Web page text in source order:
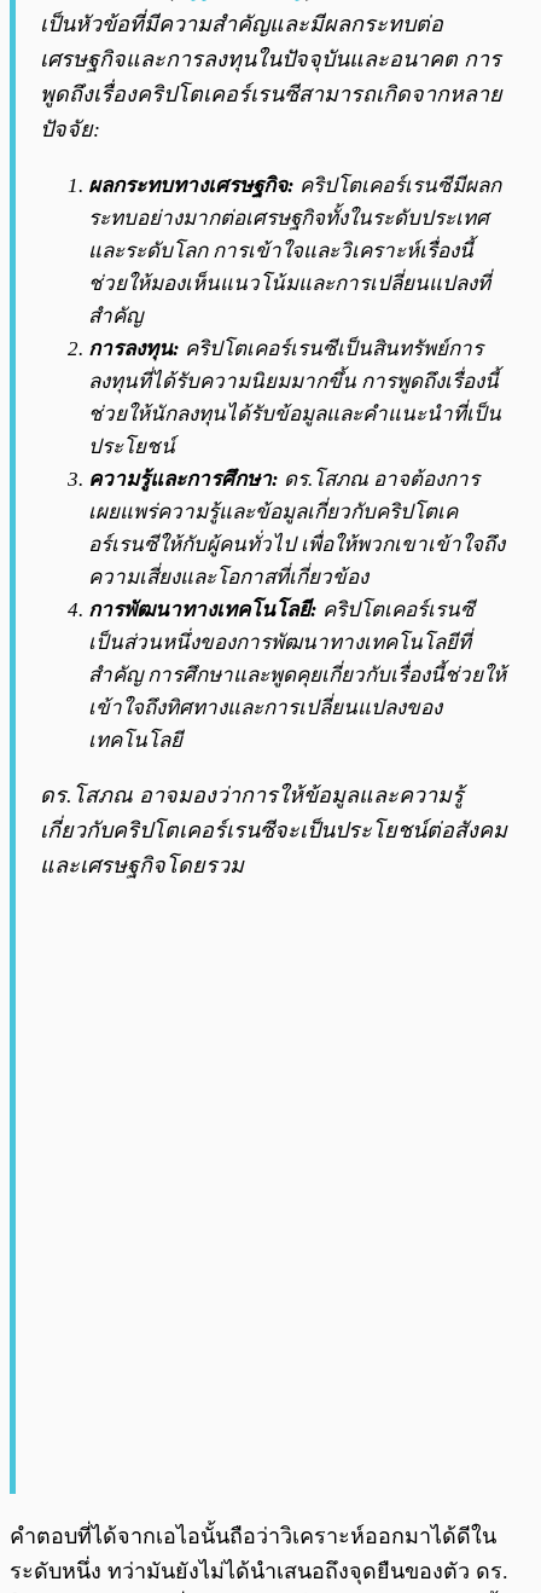
เป็นหัวข้อที่มีความสำคัญและมีผลกระทบต่อ
เศรษฐกิจและการลงทุนในปัจจุบันและอนาคต การ
พูดถึงเรื่องคริปโตเคอร์เรนซีสามารถเกิดจากหลาย
ปัจจัย:
ผลกระทบทางเศรษฐกิจ: คริปโตเคอร์เรนซีมีผลก
ระทบอย่างมากต่อเศรษฐกิจทั้งในระดับประเทศ
และระดับโลก การเข้าใจและวิเคราะห์เรื่องนี้
ช่วยให้มองเห็นแนวโน้มและการเปลี่ยนแปลงที่
สำคัญ
การลงทุน: คริปโตเคอร์เรนซีเป็นสินทรัพย์การ
ลงทุนที่ได้รับความนิยมมากขึ้น การพูดถึงเรื่องนี้
ช่วยให้นักลงทุนได้รับข้อมูลและคำแนะนำที่เป็น
ประโยชน์
ความรู้และการศึกษา: ดร.โสภณ อาจต้องการ
เผยแพร่ความรู้และข้อมูลเกี่ยวกับคริปโตเค
อร์เรนซีให้กับผู้คนทั่วไป เพื่อให้พวกเขาเข้าใจถึง
ความเสี่ยงและโอกาสที่เกี่ยวข้อง
การพัฒนาทางเทคโนโลยี: คริปโตเคอร์เรนซี
เป็นส่วนหนึ่งของการพัฒนาทางเทคโนโลยีที่
สำคัญ การศึกษาและพูดคุยเกี่ยวกับเรื่องนี้ช่วยให้
เข้าใจถึงทิศทางและการเปลี่ยนแปลงของ
เทคโนโลยี
ดร.โสภณ อาจมองว่าการให้ข้อมูลและความรู้
เกี่ยวกับคริปโตเคอร์เรนซีจะเป็นประโยชน์ต่อสังคม
และเศรษฐกิจโดยรวม
คำตอบที่ได้จากเอไอนั้นถือว่าวิเคราะห์ออกมาได้ดีใน
ระดับหนึ่ง ทว่ามันยังไม่ได้นำเสนอถึงจุดยืนของตัว ดร.